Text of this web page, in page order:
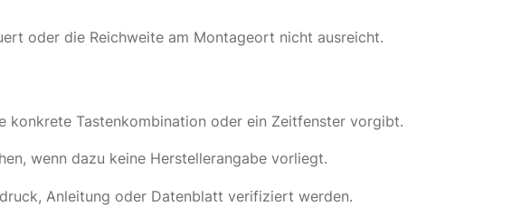
oder die Reichweite am Montageort nicht ausreicht.
konkrete Tastenkombination oder ein Zeitfenster vorgibt.
wenn dazu keine Herstellerangabe vorliegt.
Anleitung oder Datenblatt verifiziert werden.